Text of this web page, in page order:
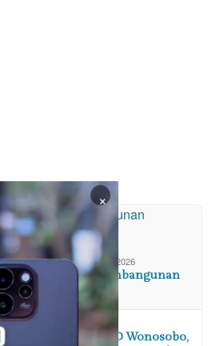
,TOKOH & PROFIL 10/08/2026
ASSEGAF Bapak Pembangunan
Pakulonan Barat
Dibawa ke DPRD Wonosobo,
×